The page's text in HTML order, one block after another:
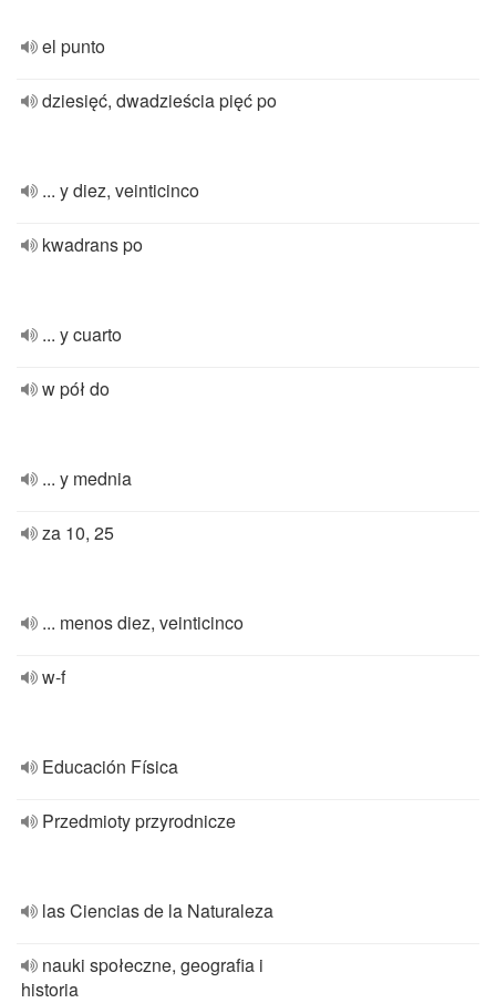
el punto
dziesięć, dwadzieścia pięć po
... y diez, veinticinco
kwadrans po
... y cuarto
w pół do
... y mednia
za 10, 25
... menos diez, veinticinco
w-f
Educación Física
Przedmioty przyrodnicze
las Ciencias de la Naturaleza
nauki społeczne, geografia i
historia